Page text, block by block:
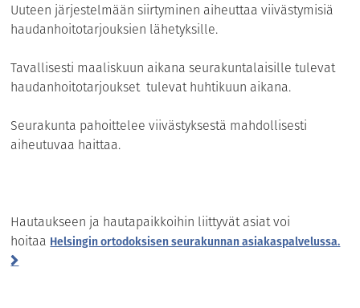
Uuteen järjestelmään siirtyminen aiheuttaa viivästymisiä
haudanhoitotarjouksien lähetyksille.
Tavallisesti maaliskuun aikana seurakuntalaisille tulevat
haudanhoitotarjoukset tulevat huhtikuun aikana.
Seurakunta pahoittelee viivästyksestä mahdollisesti
aiheutuvaa haittaa.
Hautaukseen ja hautapaikkoihin liittyvät asiat voi
hoitaa Helsingin ortodoksisen seurakunnan asiakaspalvelussa.